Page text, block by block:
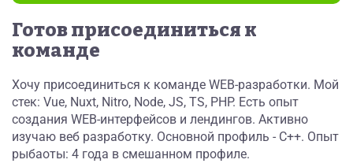
Готов присоединиться к
команде
Хочу присоединиться к команде WEB-разработки. Мой
стек: Vue, Nuxt, Nitro, Node, JS, TS, PHP. Есть опыт
создания WEB-интерфейсов и лендингов. Активно
изучаю веб разработку. Основной профиль - С++. Опыт
рыбаоты: 4 года в смешанном профиле.